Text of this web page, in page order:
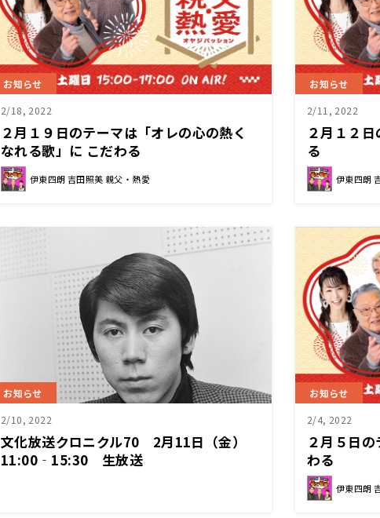
お知らせ
2/18, 2022
２月１９日のテーマは「オレの心の熱く
なれる歌」に こだわる
伊東四朗 吉田照美 親父・熱愛
お知らせ
2/11, 2022
２月１２
る
伊東四朗
お知らせ
2/10, 2022
文化放送クロニクル70 2月11日（金）
11:00‐15:30 生放送
お知らせ
2/4, 2022
２月５日
わる
伊東四朗